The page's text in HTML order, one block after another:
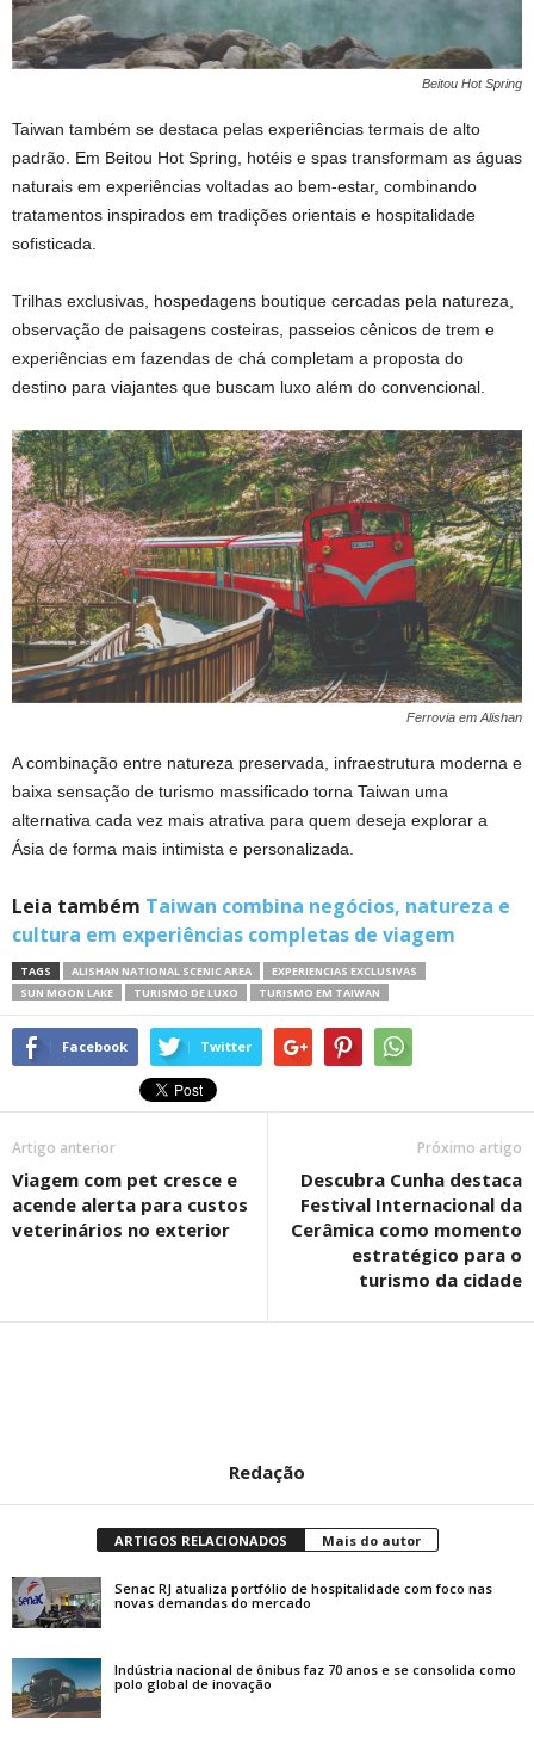
Beitou Hot Spring
Taiwan também se destaca pelas experiências termais de alto
padrão. Em Beitou Hot Spring, hotéis e spas transformam as águas
naturais em experiências voltadas ao bem-estar, combinando
tratamentos inspirados em tradições orientais e hospitalidade
sofisticada.
Trilhas exclusivas, hospedagens boutique cercadas pela natureza,
observação de paisagens costeiras, passeios cênicos de trem e
experiências em fazendas de chá completam a proposta do
destino para viajantes que buscam luxo além do convencional.
Ferrovia em Alishan
A combinação entre natureza preservada, infraestrutura moderna e
baixa sensação de turismo massificado torna Taiwan uma
alternativa cada vez mais atrativa para quem deseja explorar a
Ásia de forma mais intimista e personalizada.
Leia também Taiwan combina negócios, natureza e
cultura em experiências completas de viagem
TAGS ALISHAN NATIONAL SCENIC AREA
EXPERIENCIAS EXCLUSIVAS
SUN MOON LAKE
TURISMO DE LUXO TURISMO EM TAIWAN
Facebook Twitter
Artigo anterior
Viagem com pet cresce e
acende alerta para custos
veterinários no exterior
Próximo artigo
Descubra Cunha destaca
Festival Internacional da
Cerâmica como momento
estratégico para o
turismo da cidade
Redação
ARTIGOS RELACIONADOS Mais do autor
Senac RJ atualiza portfólio de hospitalidade com foco nas
novas demandas do mercado
Indústria nacional de ônibus faz 70 anos e se consolida como
polo global de inovação